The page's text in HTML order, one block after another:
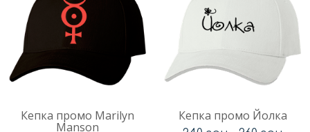
Кепка промо Marilyn
Manson
Кепка промо Йолка